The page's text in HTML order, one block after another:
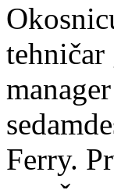
Ferry.